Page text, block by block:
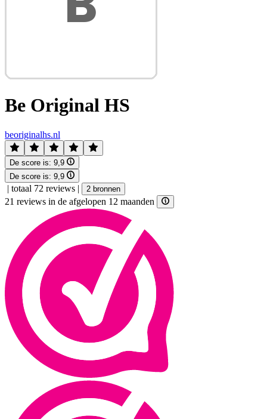
Be Original HS
beoriginalhs.nl
De score is: 9,9
De score is: 9,9
| totaal 72 reviews | 2 bronnen
21 reviews in de afgelopen 12 maanden